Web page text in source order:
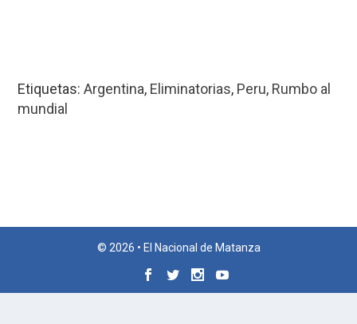
Etiquetas:Argentina, Eliminatorias, Peru, Rumbo al
mundial
© 2026 • El Nacional de Matanza